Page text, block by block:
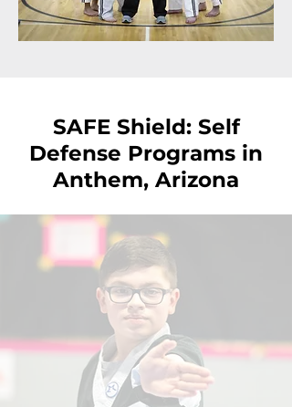
SAFE Shield: Self
Defense Programs in
Anthem, Arizona